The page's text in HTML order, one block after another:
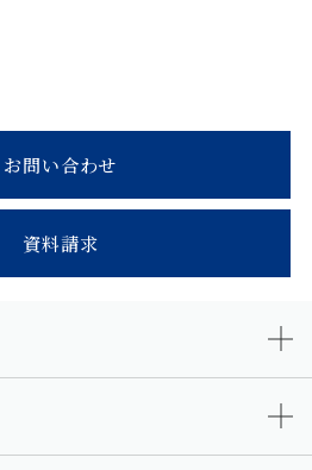
お問い合わせ
資料請求